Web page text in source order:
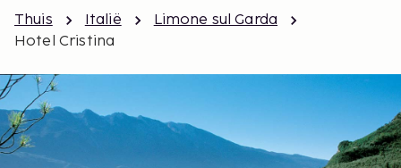
Thuis Italië
Limone sul Garda
Hotel Cristina